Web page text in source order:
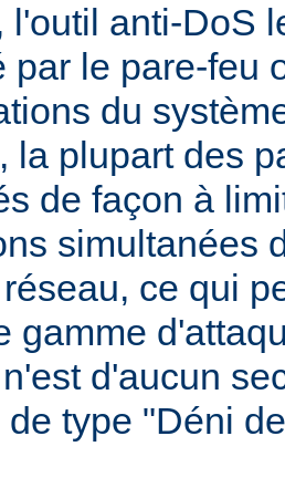
l'outil anti-DoS
par le pare-feu
du
la plupart des
de façon à
simultanées
ce qui
gamme
d'aucun
de type "Déni